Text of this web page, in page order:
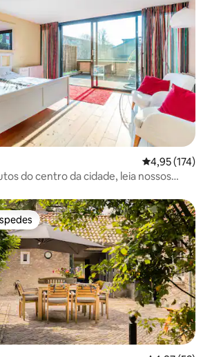
4,95 de uma
4,95 (174)
do centro da cidade, leia nossos